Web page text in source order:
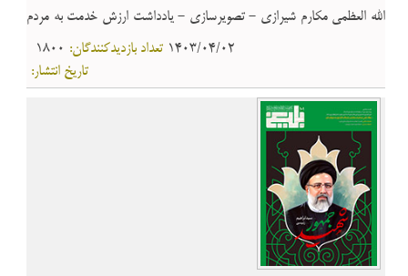
الله العظمی مکارم شیرازی - تصویرسازی - یادداشت ارزش خدمت به مردم
مشورت و حکمرانی اهمیت فریضۀ حج قواعد حفظ نظام اجتماعی - مقاله
آیات غدیر؛ آیـه تبلیغ - معرفی کتاب سیری در کتاب « قاعده لاضرر» -
معارف اسلامی آثار و پیامدهای «مراء» و «جدال» - احکام شرعی احکام
حج
1800 تعداد بازدیدکنندگان: 1403/04/02
تاریخ انتشار: